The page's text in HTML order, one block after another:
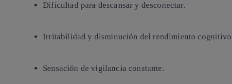
Dificultad para descansar y desconectar.
Irritabilidad y disminución del rendimiento
Sensación de vigilancia constante.